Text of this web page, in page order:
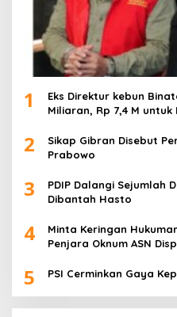
1
Eks Direktur kebun
Miliaran, Rp 7,4 M
2
Sikap Gibran Disebut
Prabowo
3
PDIP Dalangi Sejumlah
Dibantah Hasto
4
Minta Keringan
5 PSI Cerminkan Gaya